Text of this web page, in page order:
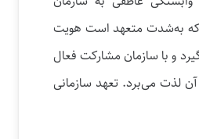
به‌شدت متعهد است هویت
و با سازمان مشارکت فعال
لذت می‌برد. تعهد سازمانی